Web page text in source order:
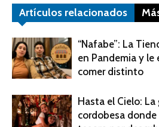
Artículos relacionados
“Nafabe”: La
en Pandemia y le
comer distinto
Hasta el Cielo:
cordobesa donde